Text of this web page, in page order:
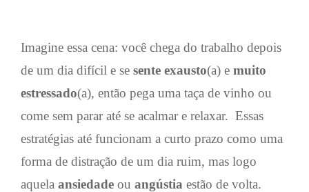
Imagine essa cena: você chega do trabalho depois
de um dia difícil e se sente exausto(a) e muito
estressado(a), então pega uma taça de vinho ou
come sem parar até se acalmar e relaxar. Essas
estratégias até funcionam a curto prazo como uma
forma de distração de um dia ruim, mas logo
aquela ansiedade ou angústia estão de volta.